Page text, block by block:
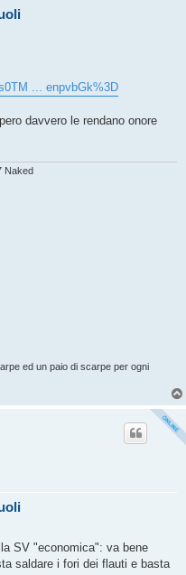
... enpvbGk%3D
davvero le rendano onore
Naked
ed un paio di scarpe per ogni
SV "economica": va bene
saldare i fori dei flauti e basta